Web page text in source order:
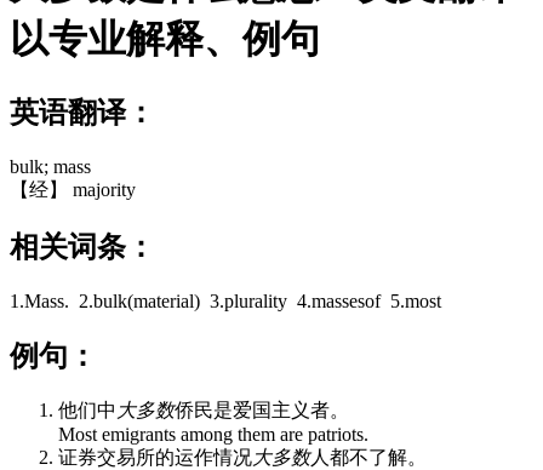
以专业解释、例句
英语翻译：
bulk; mass
【经】 majority
相关词条：
1.Mass. 2.bulk(material) 3.plurality 4.massesof 5.most
例句：
他们中 大多数侨民是爱国主义者。
Most emigrants among them are patriots.
证券交易所的运作情况大多数人都不了解。